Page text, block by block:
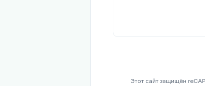
Этот сайт защищён